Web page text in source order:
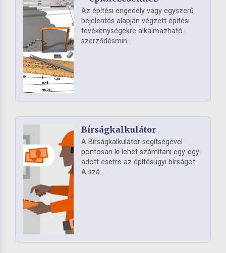
Az építési engedély vagy egyszerű
bejelentés alapján végzett építési
tevékenységekre alkalmazható
szerződésmin...
Bírságkalkulátor
A Bírságkalkulátor segítségével
pontosan ki lehet számítani egy-egy
adott esetre az építésügyi bírságot.
A szá...